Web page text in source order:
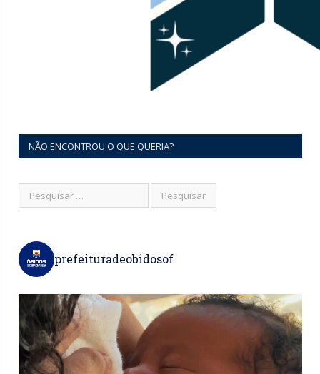
NÃO ENCONTROU O QUE QUERIA?
prefeituradeobidosof